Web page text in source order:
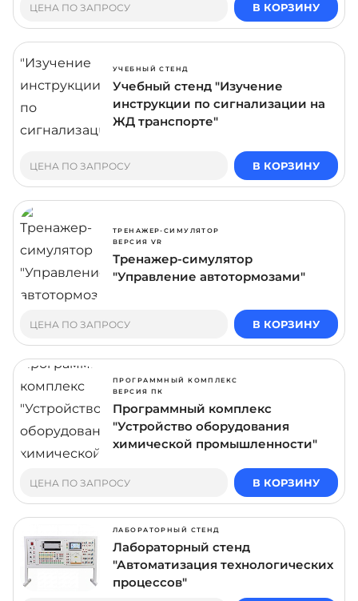
ЦЕНА ПО ЗАПРОСУ В КОРЗИНУ
УЧЕБНЫЙ СТЕНД
Учебный стенд "Изучение
инструкции по сигнализации на
ЖД транспорте"
ЦЕНА ПО ЗАПРОСУ В КОРЗИНУ
ТРЕНАЖЕР-СИМУЛЯТОР
ВЕРСИЯ VR
Тренажер-симулятор
"Управление автотормозами"
ЦЕНА ПО ЗАПРОСУ В КОРЗИНУ
ПРОГРАММНЫЙ КОМПЛЕКС
ВЕРСИЯ ПК
Программный комплекс
"Устройство оборудования
химической промышленности"
ЦЕНА ПО ЗАПРОСУ В КОРЗИНУ
ЛАБОРАТОРНЫЙ СТЕНД
Лабораторный стенд
"Автоматизация технологических
процессов"